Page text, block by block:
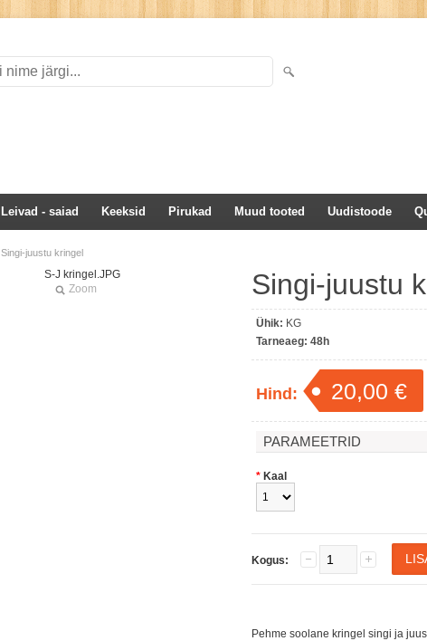
Leivad - saiad Keeksid Pirukad Muud tooted Uudistoode
Singi-juustu kringel
Zoom Singi-juustu
Ühik: KG
Tarneaeg: 48h
Hind: 20,00 €
PARAMEETRID
* Kaal
Kogus:
Pehme soolane kringel singi ja